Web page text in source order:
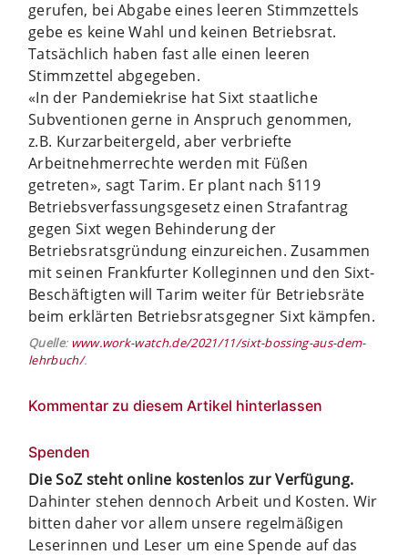
gerufen, bei Abgabe eines leeren Stimmzettels
gebe es keine Wahl und keinen Betriebsrat.
Tatsächlich haben fast alle einen leeren
Stimmzettel abgegeben.
«In der Pandemiekrise hat Sixt staatliche
Subventionen gerne in Anspruch genommen,
z.B. Kurzarbeitergeld, aber verbriefte
Arbeitnehmerrechte werden mit Füßen
getreten», sagt Tarim. Er plant nach §119
Betriebsverfassungsgesetz einen Strafantrag
gegen Sixt wegen Behinderung der
Betriebsratsgründung einzureichen. Zusammen
mit seinen Frankfurter Kolleginnen und den Sixt-
Beschäftigten will Tarim weiter für Betriebsräte
beim erklärten Betriebsratsgegner Sixt kämpfen.
Quelle: www.work-watch.de/2021/11/sixt-bossing-aus-dem-
lehrbuch/.
Kommentar zu diesem Artikel hinterlassen
Spenden
Die SoZ steht online kostenlos zur Verfügung.
Dahinter stehen dennoch Arbeit und Kosten. Wir
bitten daher vor allem unsere regelmäßigen
Leserinnen und Leser um eine Spende auf das